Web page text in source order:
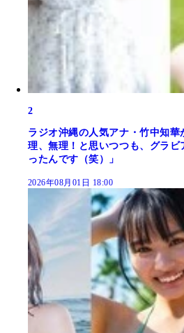
2
ラジオ沖縄の人気アナ・竹中知
理、無理！と思いつつも、グラ
ったんです（笑）」
2026年08月01日 18:00